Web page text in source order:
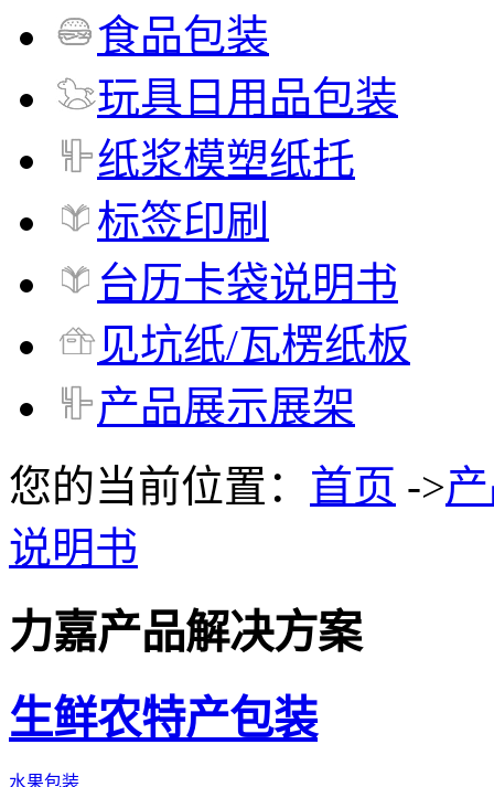
食品包装
玩具日用品包装
纸浆模塑纸托
标签印刷
台历卡袋说明书
见坑纸/瓦楞纸板
产品展示展架
您的当前位置： 首页 ->
说明书
力嘉产品解决方案
生鲜农特产包装
水果包装